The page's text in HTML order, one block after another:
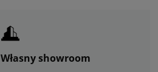
Własny showroom